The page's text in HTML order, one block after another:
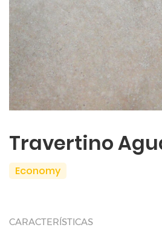
Travertino
Economy
CARACTERÍSTICAS